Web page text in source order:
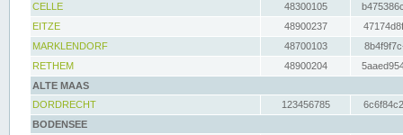
CELLE
48300105
EITZE
48900237
MARKLENDORF
48700103
RETHEM
48900204
ALTE MAAS
DORDRECHT
123456785
BODENSEE